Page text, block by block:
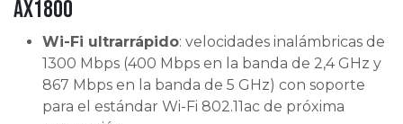
AX1800
Wi-Fi ultrarrápido: velocidades inalámbricas de
1300 Mbps (400 Mbps en la banda de 2,4 GHz y
867 Mbps en la banda de 5 GHz) con soporte
para el estándar Wi-Fi 802.11ac de próxima